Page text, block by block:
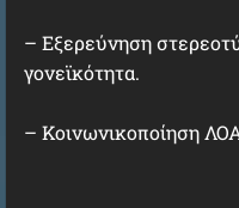
– Εξερεύνηση
γονεϊκότητα.
– Κοινωνικοποίηση